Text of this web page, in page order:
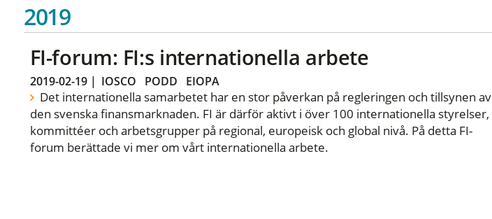
2019
FI-forum: FI:s internationella arbete
2019-02-19| IOSCO PODD EIOPA
Det internationella samarbetet har en stor påverkan på regleringen och tillsynen av
den svenska finansmarknaden. FI är därför aktivt i över 100 internationella styrelser,
kommittéer och arbetsgrupper på regional, europeisk och global nivå. På detta FI-
forum berättade vi mer om vårt internationella arbete.